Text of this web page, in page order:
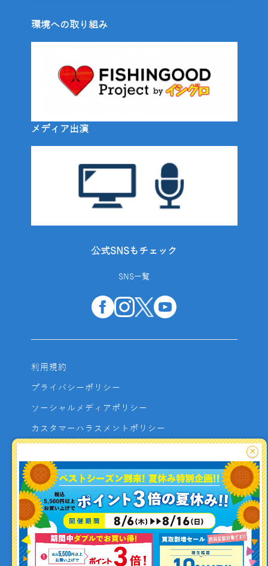
釣り情報を
投稿する
環境への取り組み
メディア出演
公式SNSもチェック
SNS一覧
利用規約
プライバシーポリシー
ソーシャルメディアポリシー
カスタマーハラスメントポリシー
よくあるご質問
お問い合わせ
利用者資金の保全方法
×